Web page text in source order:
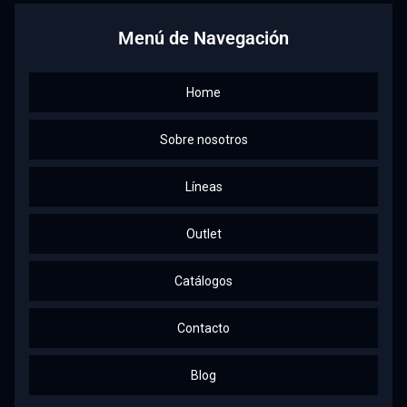
Menú de Navegación
Home
Sobre nosotros
Líneas
Outlet
Catálogos
Contacto
Blog